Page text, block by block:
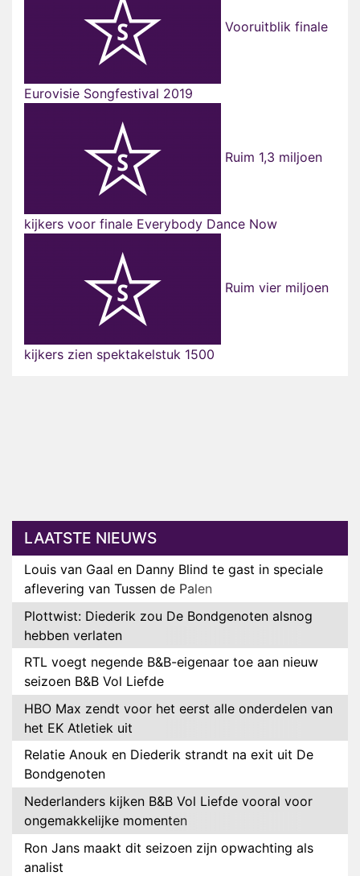
Vooruitblik finale
Eurovisie Songfestival 2019
Ruim 1,3 miljoen
kijkers voor finale Everybody Dance Now
Ruim vier miljoen
kijkers zien spektakelstuk 1500
LAATSTE NIEUWS
Louis van Gaal en Danny Blind te gast in speciale
aflevering van Tussen de Palen
Plottwist: Diederik zou De Bondgenoten alsnog
hebben verlaten
RTL voegt negende B&B-eigenaar toe aan nieuw
seizoen B&B Vol Liefde
HBO Max zendt voor het eerst alle onderdelen van
het EK Atletiek uit
Relatie Anouk en Diederik strandt na exit uit De
Bondgenoten
Nederlanders kijken B&B Vol Liefde vooral voor
ongemakkelijke momenten
Ron Jans maakt dit seizoen zijn opwachting als
analist